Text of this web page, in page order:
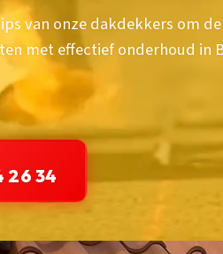
van onze dakdekkers om
met effectief onderhoud in
26 34